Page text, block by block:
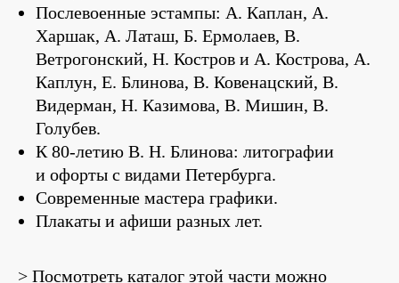
Послевоенные эстампы: А. Каплан, А.
Харшак, А. Латаш, Б. Ермолаев, В.
Ветрогонский, Н. Костров и А. Кострова, А.
Каплун, Е. Блинова, В. Ковенацский, В.
Видерман, Н. Казимова, В. Мишин, В.
Голубев.
К 80-летию В. Н. Блинова: литографии
и офорты с видами Петербурга.
Современные мастера графики.
Плакаты и афиши разных лет.
> Посмотреть каталог этой части можно